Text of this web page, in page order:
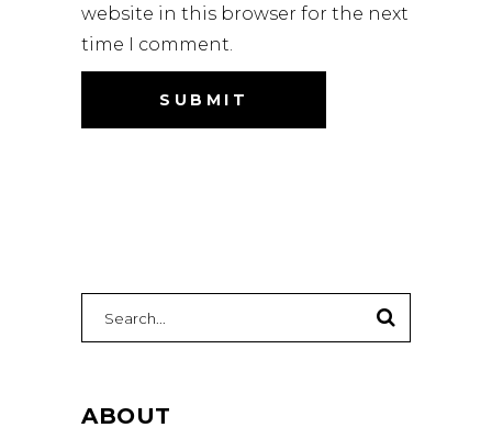
website in this browser for the next
time I comment.
ABOUT